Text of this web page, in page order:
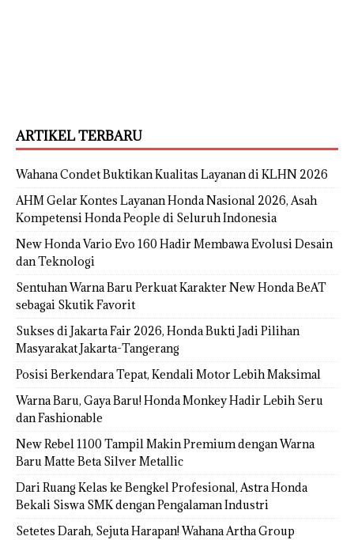
ARTIKEL TERBARU
Wahana Condet Buktikan Kualitas Layanan di KLHN 2026
AHM Gelar Kontes Layanan Honda Nasional 2026, Asah
Kompetensi Honda People di Seluruh Indonesia
New Honda Vario Evo 160 Hadir Membawa Evolusi Desain
dan Teknologi
Sentuhan Warna Baru Perkuat Karakter New Honda BeAT
sebagai Skutik Favorit
Sukses di Jakarta Fair 2026, Honda Bukti Jadi Pilihan
Masyarakat Jakarta-Tangerang
Posisi Berkendara Tepat, Kendali Motor Lebih Maksimal
Warna Baru, Gaya Baru! Honda Monkey Hadir Lebih Seru
dan Fashionable
New Rebel 1100 Tampil Makin Premium dengan Warna
Baru Matte Beta Silver Metallic
Dari Ruang Kelas ke Bengkel Profesional, Astra Honda
Bekali Siswa SMK dengan Pengalaman Industri
Setetes Darah, Sejuta Harapan! Wahana Artha Group